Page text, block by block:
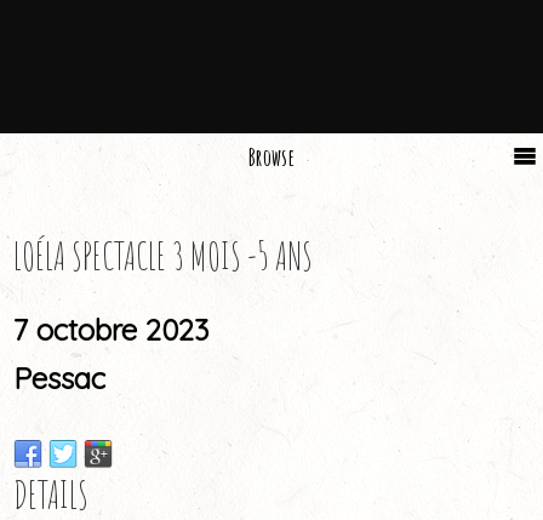
Browse
LOÉLA SPECTACLE 3 MOIS -5 ANS
7 octobre 2023
Pessac
DETAILS